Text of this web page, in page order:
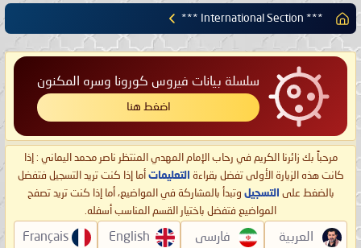
*** International Section ***
سلسلة بيانات فيروس كورونا وسره المكنون
اضغط هنا
مرحباً بك زائرنا الكريم في رحاب الإمام المهدي المنتظر ناصر محمد اليماني : إذا
كانت هذه الزيارة الأولى تفضل بقراءة التعليمات أما إذا كنت تريد التسجيل فتفضل
بالضغط على التسجيل وتبدأ بالمشاركة في المواضيع، أما إذا كنت تريد تصفح
المواضيع فتفضل باختيار القسم المناسب أسفله.
العربية فارسی English
Français